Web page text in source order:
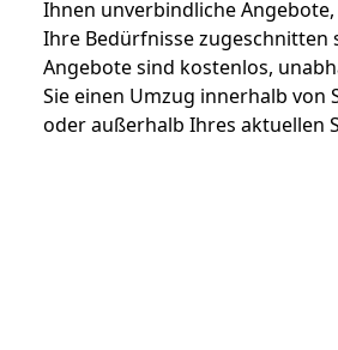
Ihnen unverbindliche
Ihre Bedürfnisse zugeschnitten
Angebote sind kostenlos,
Sie einen Umzug innerhalb von
oder außerhalb Ihres aktuellen